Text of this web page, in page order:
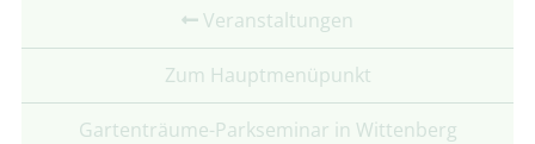
Veranstaltungen
Zum Hauptmenüpunkt
Gartenträume-Parkseminar in Wittenberg